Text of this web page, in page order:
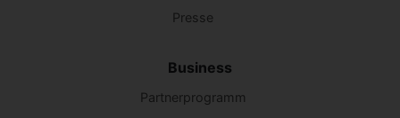
Presse
Business
Partnerprogramm